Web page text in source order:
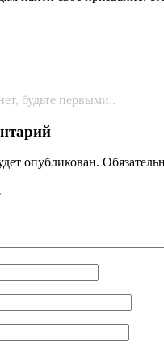
будьте первыми..
опубликован.